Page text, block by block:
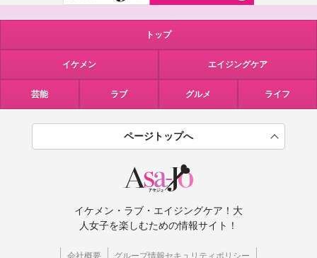
トップ
イケメン エイジングケア
芸能 ラブ グルメ ライフ
ページトップへ
イケメン・ラブ・エイジングケア！大
人女子を楽しむための情報サイト！
会社概要 グループ情報セキュリティポリシー